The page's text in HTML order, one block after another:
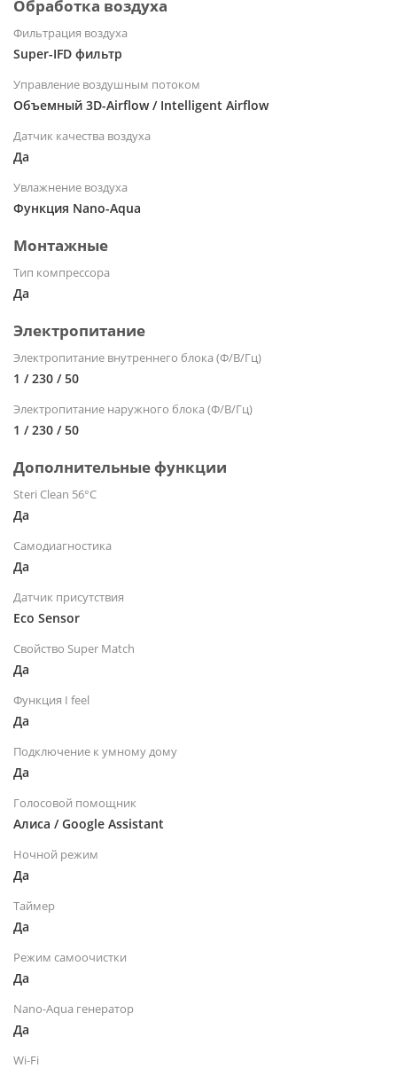
Обработка воздуха
Фильтрация воздуха
Super-IFD фильтр
Управление воздушным потоком
Объемный 3D-Airflow / Intelligent Airflow
Датчик качества воздуха
Да
Увлажнение воздуха
Функция Nano-Aqua
Монтажные
Тип компрессора
Да
Электропитание
Электропитание внутреннего блока (Ф/В/Гц)
1 / 230 / 50
Электропитание наружного блока (Ф/В/Гц)
1 / 230 / 50
Дополнительные функции
Steri Clean 56°C
Да
Самодиагностика
Да
Датчик присутствия
Eco Sensor
Свойство Super Match
Да
Функция I feel
Да
Подключение к умному дому
Да
Голосовой помощник
Алиса / Google Assistant
Ночной режим
Да
Таймер
Да
Режим самоочистки
Да
Nano-Aqua генератор
Да
Wi-Fi